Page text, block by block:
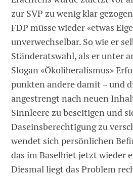
zur SVP zu wenig klar
FDP müsse wieder «etwas
unverwechselbar. So wie er
Ständeratswahl, als er unter
Slogan «Ökoliberalismus»
punkten andere damit – und
angestrengt nach neuen
Sinnleere zu beseitigen und
Daseinsberechtigung zu
wendet sich persönlichen
das im Baselbiet jetzt wieder
Diesmal liegt das Problem